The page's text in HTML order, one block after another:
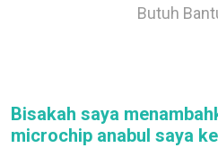
Butuh
Bisakah saya
microchip anabul saya